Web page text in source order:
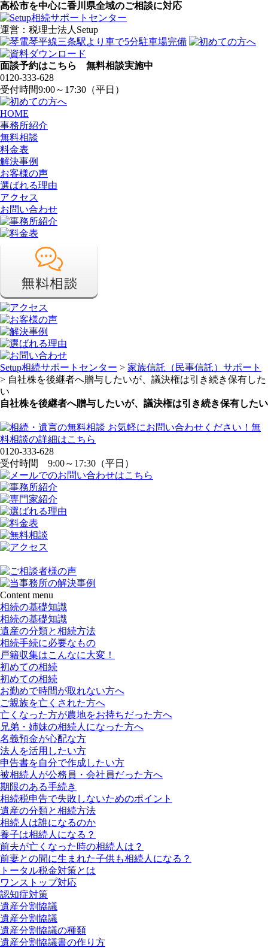
高松市を中心に香川県全域のご相談に対応
運営：税理士法人Setup
面談予約はこちら 無料相談実施中
0120-333-628
受付時間9:00～17:30（平日）
HOME
事務所紹介
無料相談
料金表
解決事例
お客様の声
選ばれる理由
アクセス
お問い合わせ
Setup相続サポートセンター > 家族信託（民事信託）サポート
> 自社株を後継者へ贈与したいが、議決権は引き続き保有した
い
自社株を後継者へ贈与したいが、議決権は引き続き保有したい
0120-333-628
受付時間 9:00～17:30（平日）
Content menu
相続の基礎知識
相続の基礎知識
遺産の分類と相続方法
相続手続に必要なもの
戸籍収集はこんなに大変！
初めての相続
初めての相続
お勤めで時間が取れない方へ
ご親族を亡くされた方へ
亡くなった方が農地をお持ちだった方へ
兄弟・姉妹の相続人になった方へ
名義預金が心配な方
法人を活用したい方
申告書を自分で作成したい方
被相続人が公務員・会社員だった方へ
期限のある手続き
相続税申告で失敗しないためのポイント
遺産の分類と相続方法
相続人は誰になるのか
養子は相続人になる？
前夫が亡くなった時の相続人は？
前妻との間に生まれた子供も相続人になる？
トータル税金対策とは
ワンストップ対応
認知症対策
遺産分割協議
遺産分割協議
遺産分割協議の種類
遺産分割協議書の作り方